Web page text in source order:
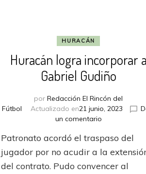
HURACÁN
Huracán logra incorporar a
Gabriel Gudiño
porRedacción El Rincón del
Fútbol
Actualizado en21 junio, 2023
un comentarioen
logra
incorporar
Gabriel
Patronato acordó el traspaso del
jugador por no acudir a la
del contrato. Pudo convencer al